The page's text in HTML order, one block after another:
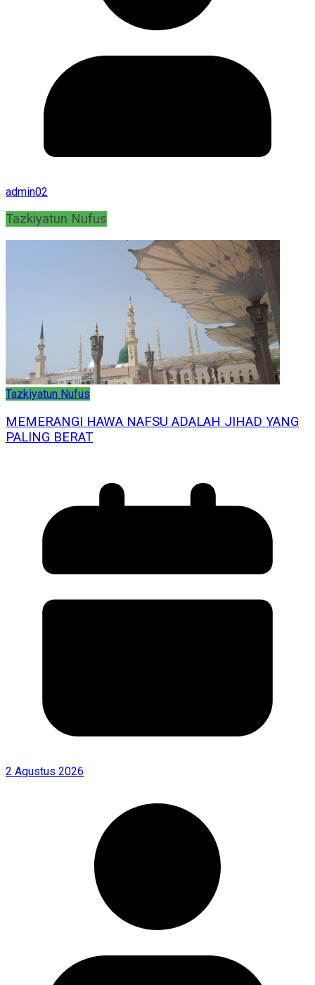
admin02
Tazkiyatun Nufus
Tazkiyatun Nufus
MEMERANGI HAWA NAFSU ADALAH JIHAD YANG
PALING BERAT
2 Agustus 2026